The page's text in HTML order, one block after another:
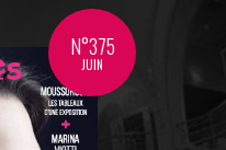
N°375
JUIN